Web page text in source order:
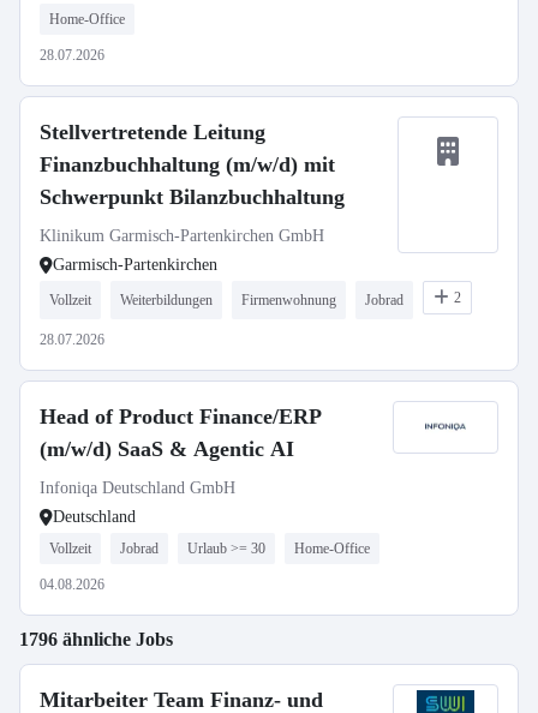
Home-Office
28.07.2026
Stellvertretende Leitung
Finanzbuchhaltung (m/w/d) mit
Schwerpunkt Bilanzbuchhaltung
Klinikum Garmisch-Partenkirchen GmbH
Garmisch-Partenkirchen
Vollzeit Weiterbildungen Firmenwohnung Jobrad 2
28.07.2026
Head of Product Finance/ERP
(m/w/d) SaaS & Agentic AI
Infoniqa Deutschland GmbH
Deutschland
Vollzeit Jobrad Urlaub >= 30 Home-Office
04.08.2026
1796 ähnliche Jobs
Mitarbeiter Team Finanz- und